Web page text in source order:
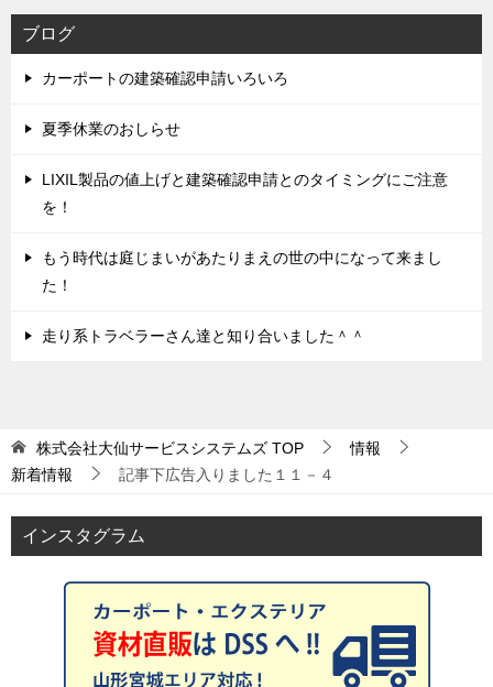
ブログ
カーポートの建築確認申請いろいろ
夏季休業のおしらせ
LIXIL製品の値上げと建築確認申請とのタイミングにご注意
を！
もう時代は庭じまいがあたりまえの世の中になって来まし
た！
走り系トラベラーさん達と知り合いました＾＾
株式会社大仙サービスシステムズ TOP
情報
新着情報
記事下広告入りました１１－４
インスタグラム